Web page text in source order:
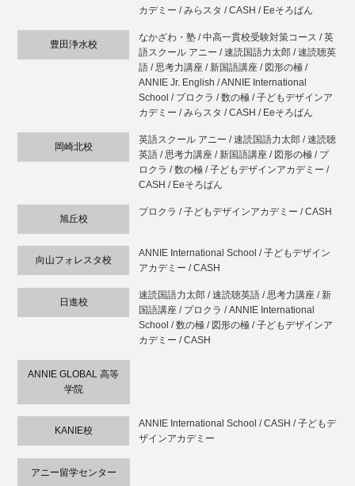
カデミー / みらスタ / CASH / Eeそろばん
豊田浄水校
なかざわ・塾 / 中高一貫校受験対策コース / 英
語スクール アニー / 速読国語力太郎 / 速読聴英
語 / 思考力講座 / 新国語講座 / 図形の極 /
ANNIE Jr. English / ANNIE International
School / プロクラ / 数の極 / 子どもデザインア
カデミー / みらスタ / CASH / Eeそろばん
岡崎北校
英語スクール アニー / 速読国語力太郎 / 速読聴
英語 / 思考力講座 / 新国語講座 / 図形の極 / プ
ロクラ / 数の極 / 子どもデザインアカデミー /
CASH / Eeそろばん
旭丘校
プロクラ / 子どもデザインアカデミー / CASH
向山フォレスタ校
ANNIE International School / 子どもデザイン
アカデミー / CASH
日進校
速読国語力太郎 / 速読聴英語 / 思考力講座 / 新
国語講座 / プロクラ / ANNIE International
School / 数の極 / 図形の極 / 子どもデザインア
カデミー / CASH
ANNIE GLOBAL 高等
学院
KANIE校
ANNIE International School / CASH / 子どもデ
ザインアカデミー
アニー留学センター